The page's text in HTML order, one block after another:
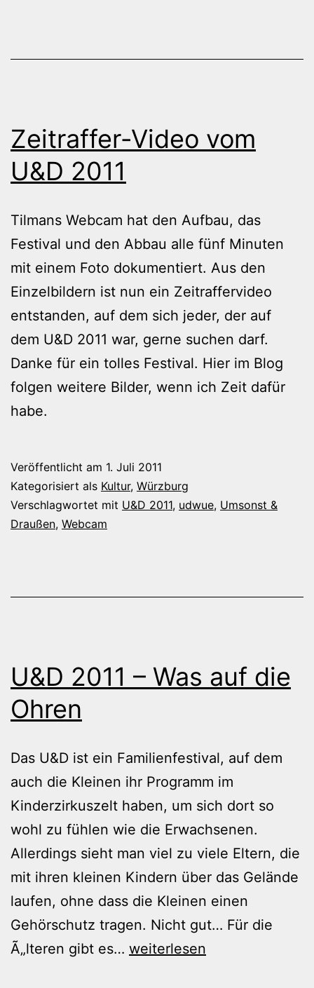
Zeitraffer-Video vom
U&D 2011
Tilmans Webcam hat den Aufbau, das
Festival und den Abbau alle fünf Minuten
mit einem Foto dokumentiert. Aus den
Einzelbildern ist nun ein Zeitraffervideo
entstanden, auf dem sich jeder, der auf
dem U&D 2011 war, gerne suchen darf.
Danke für ein tolles Festival. Hier im Blog
folgen weitere Bilder, wenn ich Zeit dafür
habe.
Veröffentlicht am 1. Juli 2011
Kategorisiert als Kultur, Würzburg
Verschlagwortet mit U&D 2011, udwue, Umsonst &
Draußen, Webcam
U&D 2011 – Was auf die
Ohren
Das U&D ist ein Familienfestival, auf dem
auch die Kleinen ihr Programm im
Kinderzirkuszelt haben, um sich dort so
wohl zu fühlen wie die Erwachsenen.
Allerdings sieht man viel zu viele Eltern, die
mit ihren kleinen Kindern über das Gelände
laufen, ohne dass die Kleinen einen
Gehörschutz tragen. Nicht gut… Für die
Ã„lteren gibt es… U&D
weiterlesen